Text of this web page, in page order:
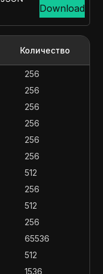
Download
Количество
256
256
256
256
256
256
512
256
512
256
65536
512
1536